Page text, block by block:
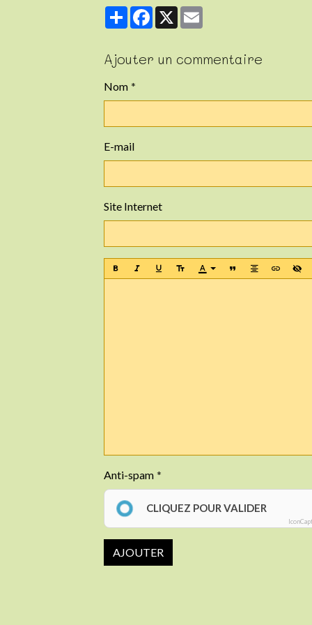
PartagerFacebook
X
Ajouter un commentaire
Nom
E-mail
Site Internet
Anti-spam
CLIQUEZ POUR VALIDER
AJOUTER